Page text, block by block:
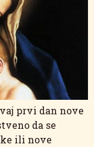
prvi dan nove
da se
ili nove